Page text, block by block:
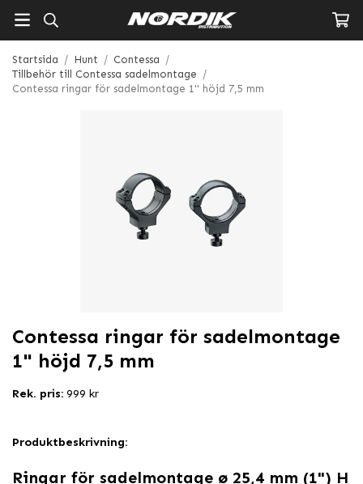
Startsida / Hunt / Contessa /
Tillbehör till Contessa sadelmontage /
Contessa ringar för sadelmontage 1" höjd 7,5 mm
Contessa ringar för sadelmontage
1" höjd 7,5 mm
Rek. pris: 999 kr
Produktbeskrivning:
Ringar för sadelmontage ø 25,4 mm (1") H